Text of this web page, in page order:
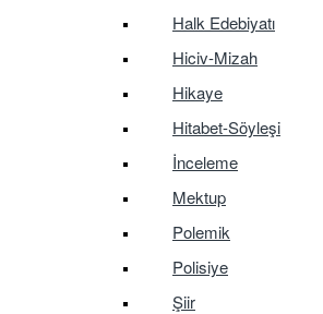
Halk Edebiyatı
Hiciv-Mizah
Hikaye
Hitabet-Söyleşi
İnceleme
Mektup
Polemik
Polisiye
Şiir